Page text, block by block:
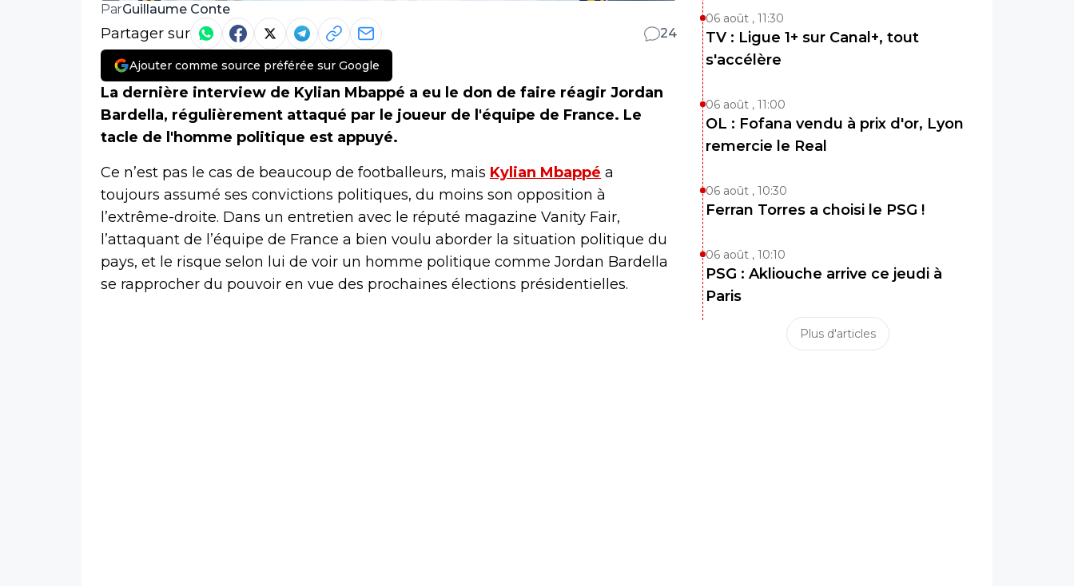
ParGuillaume Conte
Partager sur 24
Ajouter comme source préférée sur Google
La dernière interview de Kylian Mbappé a eu le don de faire réagir Jordan
Bardella, régulièrement attaqué par le joueur de l'équipe de France. Le
tacle de l'homme politique est appuyé.
Ce n’est pas le cas de beaucoup de footballeurs, mais Kylian Mbappé a
toujours assumé ses convictions politiques, du moins son opposition à
l’extrême-droite. Dans un entretien avec le réputé magazine Vanity Fair,
l’attaquant de l’équipe de France a bien voulu aborder la situation politique du
pays, et le risque selon lui de voir un homme politique comme Jordan Bardella
se rapprocher du pouvoir en vue des prochaines élections présidentielles.
06 août , 11:30
TV : Ligue 1+ sur Canal+, tout
s'accélère
06 août , 11:00
OL : Fofana vendu à prix d'or, Lyon
remercie le Real
06 août , 10:30
Ferran Torres a choisi le PSG !
06 août , 10:10
PSG : Akliouche arrive ce jeudi à
Paris
Plus d'articles